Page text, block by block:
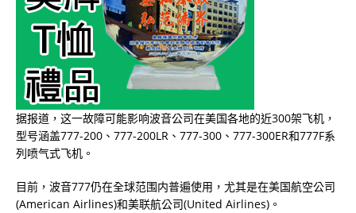
据报道，这一故障可能影响波音公司在美国各地的近300架飞机，
型号涵盖777-200、777-200LR、777-300、777-300ER和777F系
列喷气式飞机。
目前，波音777仍在全球范围内普遍使用，尤其是在美国航空公司
(American Airlines)和美联航公司(United Airlines)。